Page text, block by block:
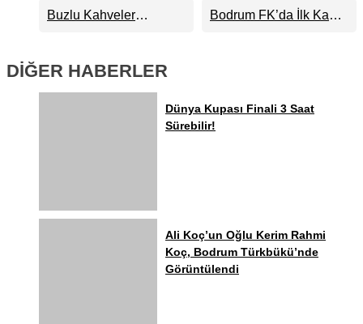
aşıldı
Buzlu Kahveler
Bodrum FK’da İlk Kamp
DİĞER HABERLER
Dünya Kupası Finali 3 Saat
Sürebilir!
Ali Koç’un Oğlu Kerim Rahmi
Koç, Bodrum Türkbükü’nde
Görüntülendi